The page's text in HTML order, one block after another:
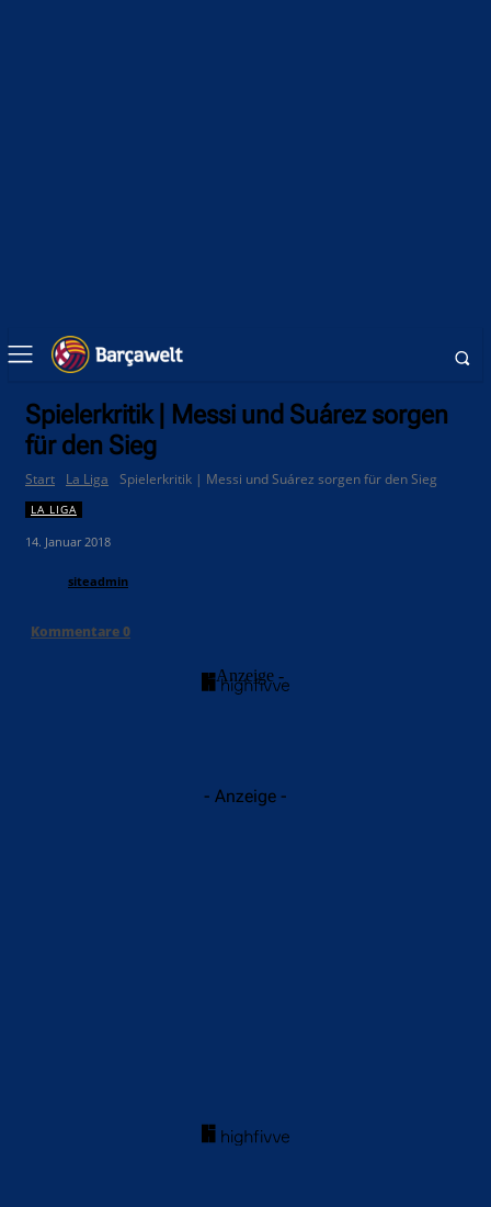
Spielerkritik | Messi und Suárez sorgen
für den Sieg
Start La Liga Spielerkritik | Messi und Suárez sorgen für den Sieg
LA LIGA
14. Januar 2018
siteadmin
Kommentare0
- Anzeige -
- Anzeige -